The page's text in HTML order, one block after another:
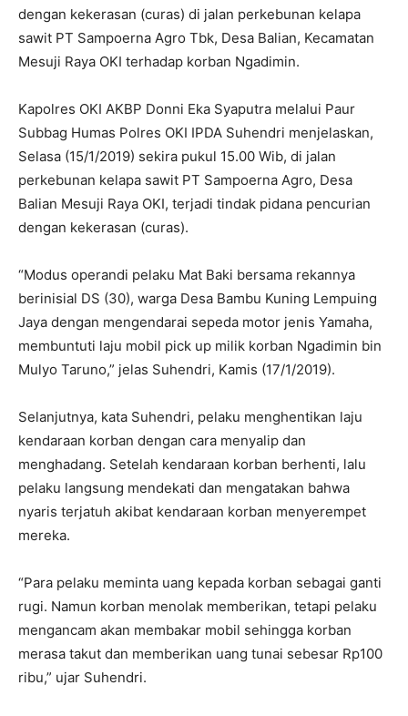
dengan kekerasan (curas) di jalan perkebunan kelapa
sawit PT Sampoerna Agro Tbk, Desa Balian, Kecamatan
Mesuji Raya OKI terhadap korban Ngadimin.
Kapolres OKI AKBP Donni Eka Syaputra melalui Paur
Subbag Humas Polres OKI IPDA Suhendri menjelaskan,
Selasa (15/1/2019) sekira pukul 15.00 Wib, di jalan
perkebunan kelapa sawit PT Sampoerna Agro, Desa
Balian Mesuji Raya OKI, terjadi tindak pidana pencurian
dengan kekerasan (curas).
“Modus operandi pelaku Mat Baki bersama rekannya
berinisial DS (30), warga Desa Bambu Kuning Lempuing
Jaya dengan mengendarai sepeda motor jenis Yamaha,
membuntuti laju mobil pick up milik korban Ngadimin bin
Mulyo Taruno,” jelas Suhendri, Kamis (17/1/2019).
Selanjutnya, kata Suhendri, pelaku menghentikan laju
kendaraan korban dengan cara menyalip dan
menghadang. Setelah kendaraan korban berhenti, lalu
pelaku langsung mendekati dan mengatakan bahwa
nyaris terjatuh akibat kendaraan korban menyerempet
mereka.
“Para pelaku meminta uang kepada korban sebagai ganti
rugi. Namun korban menolak memberikan, tetapi pelaku
mengancam akan membakar mobil sehingga korban
merasa takut dan memberikan uang tunai sebesar Rp100
ribu,” ujar Suhendri.